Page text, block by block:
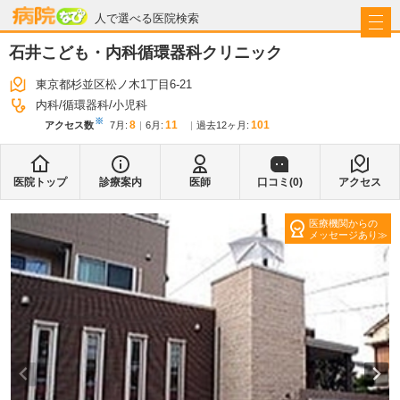
人で選べる医院検索
病院なび
石井こども・内科循環器科クリニック
東京都杉並区松ノ木1丁目6-21
内科 循環器科 小児科
アクセス数※ 7月 : 8 6月 : 11 過去12ヶ月: 101
医院トップ 診療案内 医師 口コミ(0) アクセス
医療機関からの
メッセージあり